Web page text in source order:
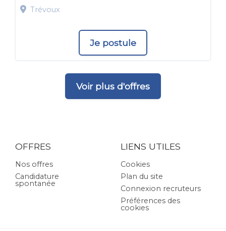
Trévoux
Je postule
Voir plus d'offres
OFFRES
Nos offres
Candidature
spontanée
LIENS UTILES
Cookies
Plan du site
Connexion recruteurs
Préférences des
cookies